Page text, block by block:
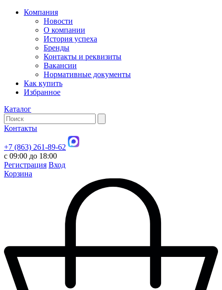
Компания
Новости
О компании
История успеха
Бренды
Контакты и реквизиты
Вакансии
Нормативные документы
Как купить
Избранное
Каталог
Контакты
+7 (863) 261-89-62
с 09:00 до 18:00
Регистрация Вход
Корзина